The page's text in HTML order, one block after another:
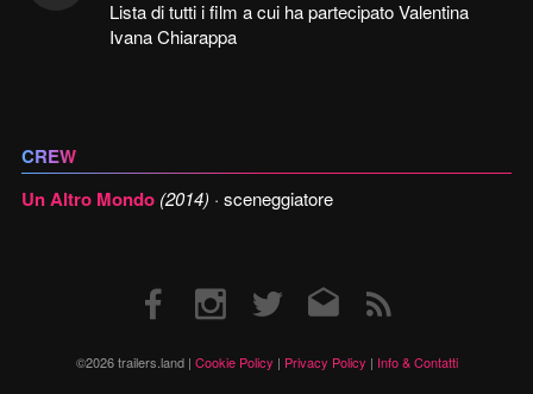
Lista di tutti i film a cui ha partecipato Valentina
Ivana Chiarappa
CREW
Un Altro Mondo (2014) · sceneggiatore
©2026 trailers.land | Cookie Policy | Privacy Policy | Info & Contatti